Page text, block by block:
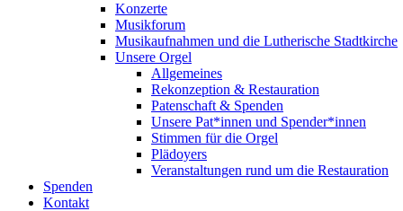
Konzerte
Musikforum
Musikaufnahmen und die Lutherische Stadtkirche
Unsere Orgel
Allgemeines
Rekonzeption & Restauration
Patenschaft & Spenden
Unsere Pat*innen und Spender*innen
Stimmen für die Orgel
Plädoyers
Veranstaltungen rund um die Restauration
Spenden
Kontakt